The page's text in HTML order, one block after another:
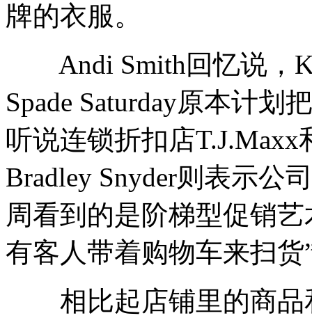
牌的衣服。
Andi Smith回忆说，
Spade Saturday原本计划
听说连锁折扣店T.J.Maxx
Bradley Snyder则表示公
周看到的是阶梯型促销
有客人带着购物车来扫货
相比起店铺里的商品